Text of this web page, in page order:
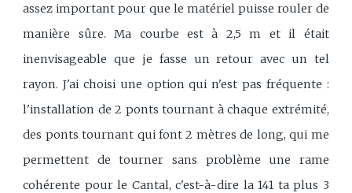
assez important pour que le matériel puisse rouler de
manière sûre. Ma courbe est à 2,5 m et il était
inenvisageable que je fasse un retour avec un tel
rayon. J'ai choisi une option qui n'est pas fréquente :
l'installation de 2 ponts tournant à chaque extrémité,
des ponts tournant qui font 2 mètres de long, qui me
permettent de tourner sans problème une rame
cohérente pour le Cantal, c'est-à-dire la 141 ta plus 3